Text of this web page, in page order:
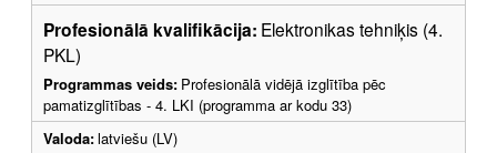
Profesionālā kvalifikācija: Elektronikas tehniķis (4.
PKL)
Programmas veids: Profesionālā vidējā izglītība pēc
pamatizglītības - 4. LKI (programma ar kodu 33)
Valoda:latviešu (LV)